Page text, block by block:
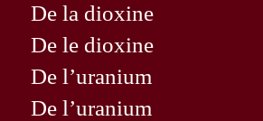
De la dioxine
De le dioxine
De l’uranium
De l’uranium